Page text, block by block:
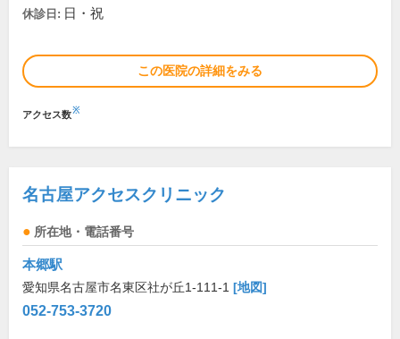
休診日: 日・祝
この医院の詳細をみる
アクセス数※
名古屋アクセスクリニック
所在地・電話番号
本郷駅
愛知県名古屋市名東区社が丘1-111-1 [地図]
052-753-3720